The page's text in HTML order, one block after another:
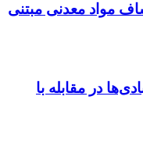
مواد معدنی مبتنی
در مقابله با